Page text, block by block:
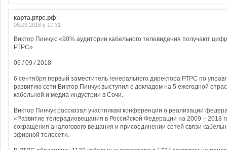
карта.ртрс.рф:
06.09.2018 в 17:31
Виктор Пинчук: «90% аудитории кабельного телевидения получают
РТРС»
06 / 09 / 2018
6 сентября первый заместитель генерального директора РТРС по
развитию сети Виктор Пинчук выступил с докладом на 5 ежегодной
кабельной и медиа индустрии в Сочи.
Виктор Пинчук рассказал участникам конференции о реализации
«Развитие телерадиовещания в Российской Федерации на 2009 – 2018
сокращения аналогового вещания и присоединении сетей связи
эфирной телесети.